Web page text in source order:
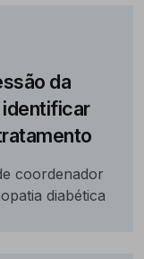
da
identificar
coordenador
diabética